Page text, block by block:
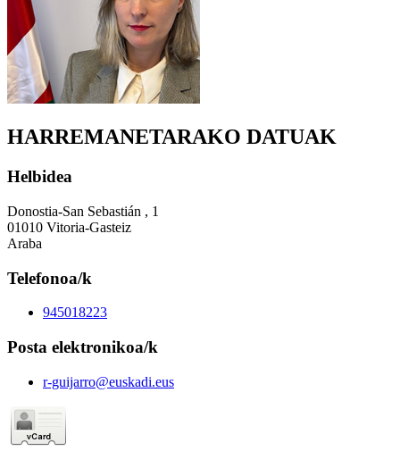
HARREMANETARAKO DATUAK
Helbidea
Donostia-San Sebastián , 1
01010 Vitoria-Gasteiz
Araba
Telefonoa/k
945018223
Posta elektronikoa/k
r-guijarro@euskadi.eus